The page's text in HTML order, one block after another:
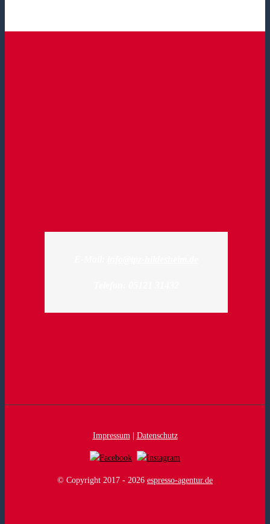
Impressum| Datenschutz
© Copyright 2017 - 2026 espresso-agentur.de